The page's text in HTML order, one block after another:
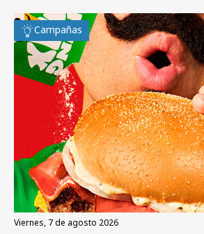
Campañas
viernes, 7 de agosto 2026